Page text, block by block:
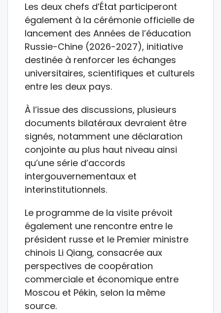
Les deux chefs d’État participeront
également à la cérémonie officielle de
lancement des Années de l’éducation
Russie-Chine (2026-2027), initiative
destinée à renforcer les échanges
universitaires, scientifiques et culturels
entre les deux pays.
À l’issue des discussions, plusieurs
documents bilatéraux devraient être
signés, notamment une déclaration
conjointe au plus haut niveau ainsi
qu’une série d’accords
intergouvernementaux et
interinstitutionnels.
Le programme de la visite prévoit
également une rencontre entre le
président russe et le Premier ministre
chinois Li Qiang, consacrée aux
perspectives de coopération
commerciale et économique entre
Moscou et Pékin, selon la même
source.